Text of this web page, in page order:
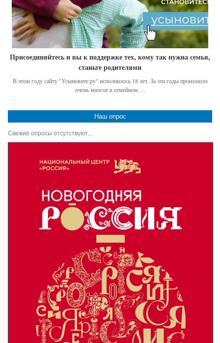
Присоединяйтесь и вы к поддержке тех, кому так нужна семья,
станьте родителями
В этом году сайту "Усыновите.ру" исполнилось 18 лет. За эти годы произошло
очень многое в семейном …
Наш опрос
Свежие опросы отсутствуют...